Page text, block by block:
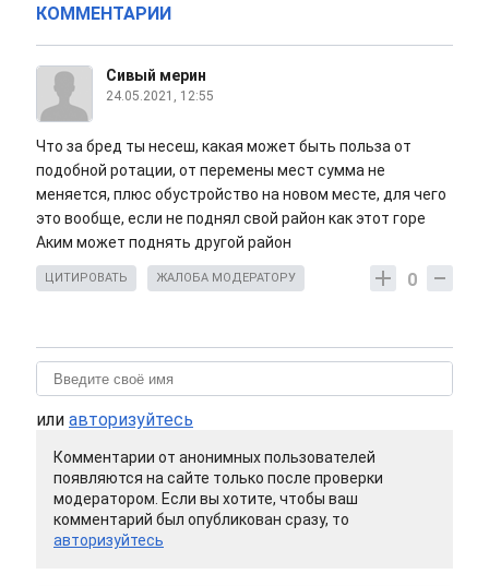
КОММЕНТАРИИ
Сивый мерин
24.05.2021, 12:55
Что за бред ты несеш, какая может быть польза от
подобной ротации, от перемены мест сумма не
меняется, плюс обустройство на новом месте, для чего
это вообще, если не поднял свой район как этот горе
Аким может поднять другой район
0
ЦИТИРОВАТЬ ЖАЛОБА МОДЕРАТОРУ
или авторизуйтесь
Комментарии от анонимных пользователей
появляются на сайте только после проверки
модератором. Если вы хотите, чтобы ваш
комментарий был опубликован сразу, то
авторизуйтесь